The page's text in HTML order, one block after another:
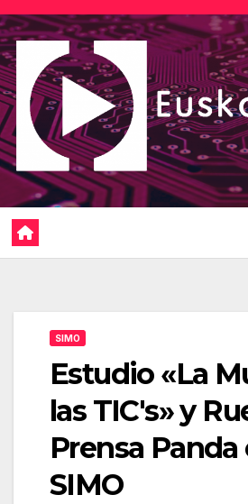
Saltar
al
contenido
SIMO
Estudio «La
las TIC's» y
Prensa Panda
SIMO